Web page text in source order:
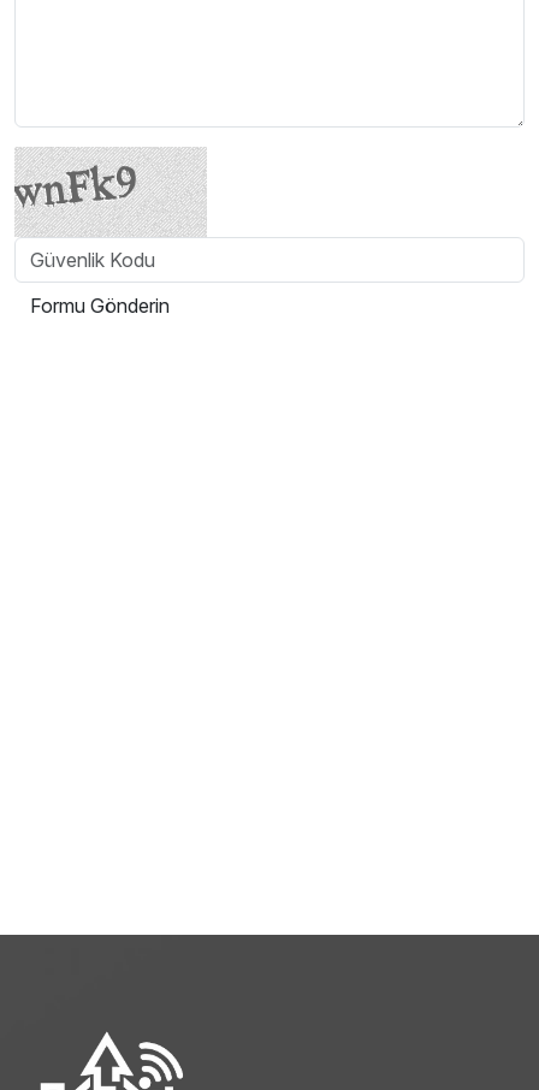
Formu Gönderin